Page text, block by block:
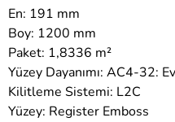
En: 191 mm
Boy: 1200 mm
Paket: 1,8336 m²
Yüzey Dayanımı: AC4-32:
Kilitleme Sistemi: L2C
Yüzey: Register Emboss